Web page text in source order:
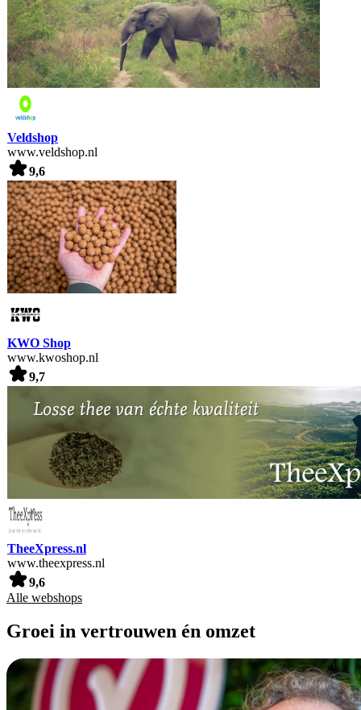
Veldshop
www.veldshop.nl
9,6
KWO Shop
www.kwoshop.nl
9,7
TheeXpress.nl
www.theexpress.nl
9,6
Alle webshops
Groei in vertrouwen én omzet